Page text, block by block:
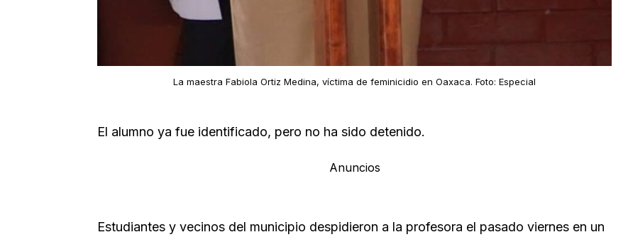
La maestra Fabiola Ortiz Medina, víctima de feminicidio en Oaxaca. Foto: Especial
El alumno ya fue identificado, pero no ha sido detenido.
Anuncios
Estudiantes y vecinos del municipio despidieron a la profesora el pasado viernes en un